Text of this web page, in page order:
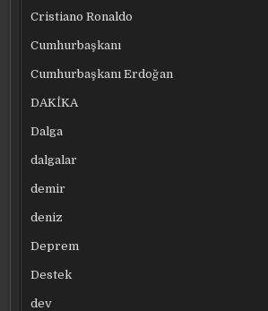
Cristiano Ronaldo
Cumhurbaşkanı
Cumhurbaşkanı Erdoğan
DAKİKA
Dalga
dalgalar
demir
deniz
Deprem
Destek
dev